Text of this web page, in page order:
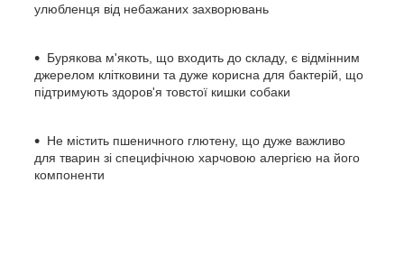
улюбленця від небажаних захворювань
Бурякова м'якоть, що входить до складу, є відмінним
джерелом клітковини та дуже корисна для бактерій, що
підтримують здоров'я товстої кишки собаки
Не містить пшеничного глютену, що дуже важливо
для тварин зі специфічною харчовою алергією на його
компоненти